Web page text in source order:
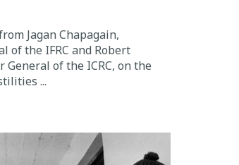
Jagan Chapagain,
of the IFRC and Robert
of the ICRC, on the
...